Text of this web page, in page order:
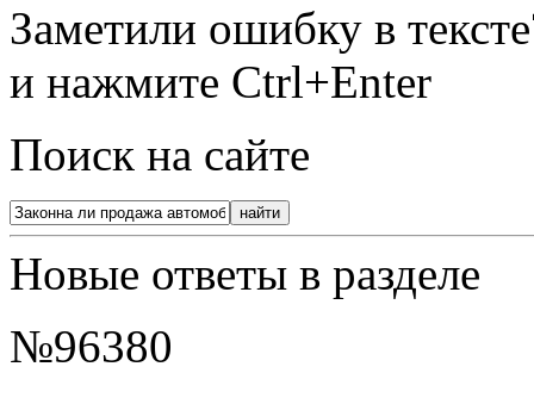
Заметили ошибку в
и нажмите Ctrl+Enter
Поиск на сайте
Новые ответы в разделе
№96380